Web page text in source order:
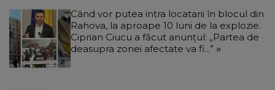
Când vor putea intra locatarii în blocul din
Rahova, la aproape 10 luni de la explozie.
Ciprian Ciucu a făcut anunțul: „Partea de
deasupra zonei afectate va fi...”